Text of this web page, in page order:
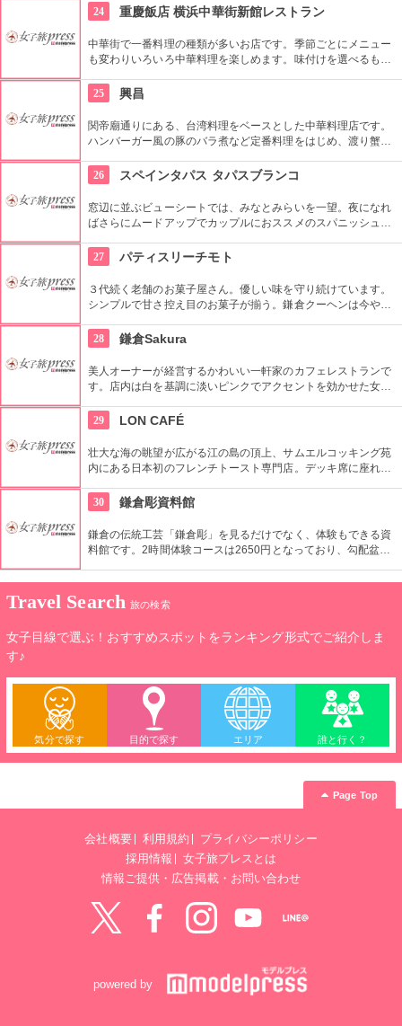
す。天然石やゴールドのアイテムもコーディネートのしやすさ
でセレクト。個性重視の方のために1点もののアクセサリーも
用意されています。
24 重慶飯店 横浜中華街新館レストラン
中華街で一番料理の種類が多いお店です。季節ごとにメニュー
も変わりいろいろ中華料理を楽しめます。味付けを選べるもの
25
興昌
関帝廟通りにある、台湾料理をベースとした中華料理店です。
ハンバーガー風の豚のバラ煮など定番料理をはじめ、渡り蟹の
な一品も。普段使いもちょっと贅沢もできます。
26 スペインタパス タパスブランコ
窓辺に並ぶビューシートでは、みなとみらいを一望。夜になれ
ばさらにムードアップでカップルにおススメのスパニッシュレ
違いなしです・
27 パティスリーチモト
３代続く老舗のお菓子屋さん。優しい味を守り続けています。
シンプルで甘さ控え目のお菓子が揃う。鎌倉クーヘンは今や鎌
で疲れたら一服してみては。
28 鎌倉Sakura
美人オーナーが経営するかわいい一軒家のカフェレストランで
す。店内は白を基調に淡いピンクでアクセントを効かせた女性
あります。このお店イチオシはなんといってホワイトモンブラ
ン！喫茶のほかにドリアやカレーなどの食事も評判です。
29 LON CAFÉ
壮大な海の眺望が広がる江の島の頂上、サムエルコッキング苑
内にある日本初のフレンチトースト専門店。デッキ席に座れ
思いのままです。オリジナルソースたっぷりのフレンチトース
トは外はカリカリ、中はトロトロの仕上がり。トッピングを足
せばさらに満足です。
30 鎌倉彫資料館
鎌倉の伝統工芸「鎌倉彫」を見るだけでなく、体験もできる資
料館です。2時間体験コースは2650円となっており、勾配盆に
体験するからこそ価値がある！また、資料館では約100点の作
品を見ることができます。
Travel Search 旅の検索
女子目線で選ぶ！おすすめスポットをランキング形式でご紹介しま
す♪
気分で探す 目的で探す エリア 誰と行く？
Page Top
会社概要 利用規約
プライバシーポリシー
採用情報
女子旅プレスとは
情報ご提供・広告掲載・お問い合わせ
powered by